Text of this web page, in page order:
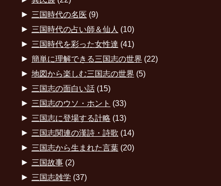
► 三国時代の名医 (9)
► 三国時代の占い師＆仙人 (10)
► 三国時代を彩った女性達 (41)
► 簡単に理解できる三国志の世界 (22)
► 地図から楽しむ三国志の世界 (5)
► 三国志の面白い話(15)
► 三国志のウソ・ホント (33)
► 三国志に登場する計略 (13)
► 三国志関連の漢詩・詩歌 (14)
► 三国志から生まれた言葉(20)
► 三国故事(2)
► 三国志雑学 (37)